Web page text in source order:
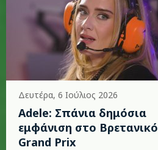
Δευτέρα, 6 Ιούλιος 2026
Adele: Σπάνια δημόσια
εμφάνιση στο Βρετανικό
Grand Prix